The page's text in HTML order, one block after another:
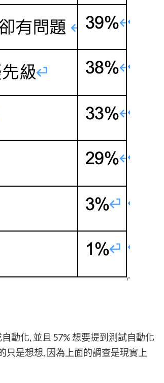
動化, 並且 57% 想要提到測試自動化
只是想想, 因為上面的調查是現實上